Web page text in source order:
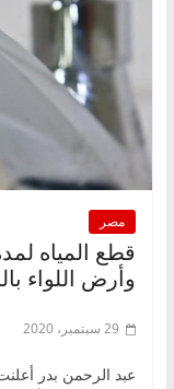
مصر
وأرض اللواء
29 سبتمبر، 2020
عبد الرحمن بدر